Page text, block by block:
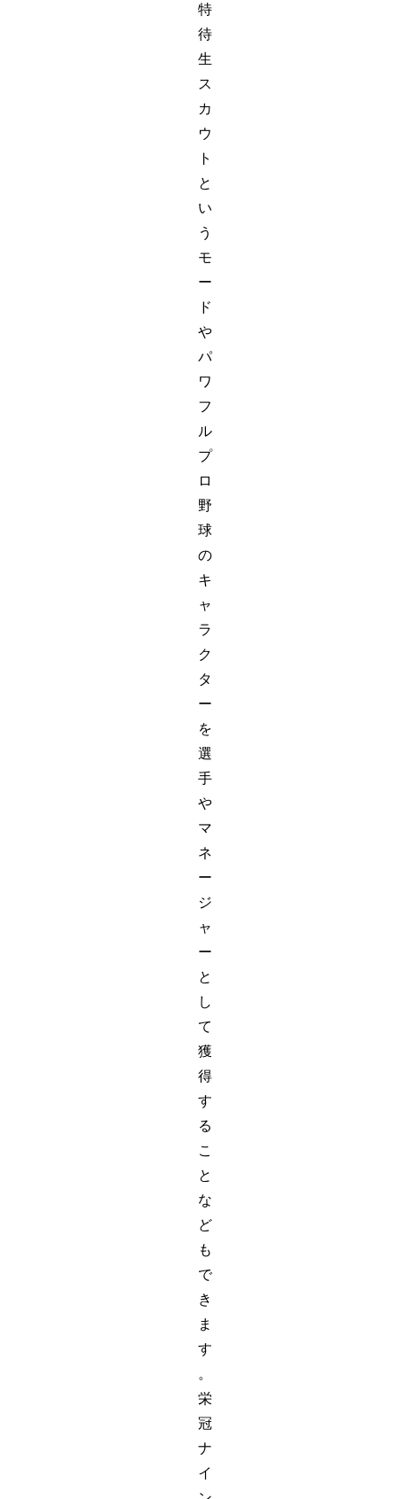
特
待
生
ス
カ
ウ
ト
と
い
う
モ
ー
ド
や
パ
ワ
フ
ル
プ
ロ
野
球
の
キ
ャ
ラ
ク
タ
ー
を
選
手
や
マ
ネ
ー
ジ
ャ
ー
と
し
て
獲
得
す
る
こ
と
な
ど
も
で
き
ま
す
。
栄
冠
ナ
イ